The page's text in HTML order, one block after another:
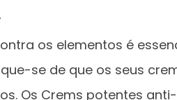
os elementos é
se de que os seus
Os Crems potentes